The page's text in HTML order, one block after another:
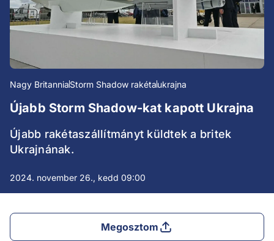
Nagy BritanniaStorm Shadow rakétaukrajna
Újabb Storm Shadow-kat kapott Ukrajna
Újabb rakétaszállítmányt küldtek a britek
Ukrajnának.
2024. november 26., kedd 09:00
Megosztom